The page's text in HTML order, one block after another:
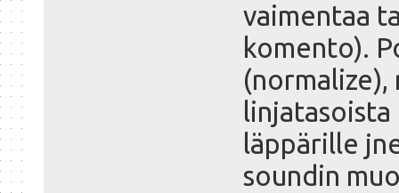
vaimentaa
komento).
läppärille
soundin